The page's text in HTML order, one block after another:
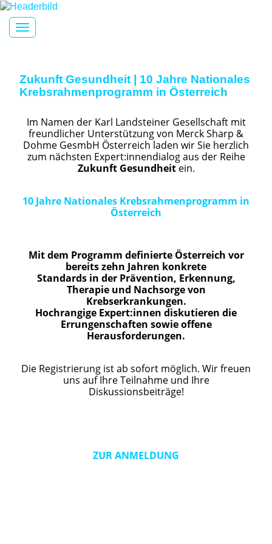
Toggle navigation
Zukunft Gesundheit | 10 Jahre Nationales
Krebsrahmenprogramm in Österreich
Im Namen der Karl Landsteiner Gesellschaft mit
freundlicher Unterstützung von Merck Sharp &
Dohme GesmbH Österreich laden wir Sie herzlich
zum nächsten Expert:innendialog aus der Reihe
Zukunft Gesundheitein.
10 Jahre Nationales Krebsrahmenprogramm in
Österreich
Mit dem Programm definierte Österreich vor
bereits zehn Jahren konkrete
Standards in der Prävention, Erkennung,
Therapie und Nachsorge von
Krebserkrankungen.
Hochrangige Expert:innen diskutieren die
Errungenschaften sowie offene
Herausforderungen.
Die Registrierung ist ab sofort möglich. Wir freuen
uns auf Ihre Teilnahme und Ihre
Diskussionsbeiträge!
ZURANMELDUNG